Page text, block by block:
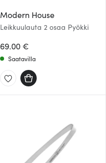
Modern House
Leikkuulauta 2 osaa Pyökki
69.00 €
Saatavilla